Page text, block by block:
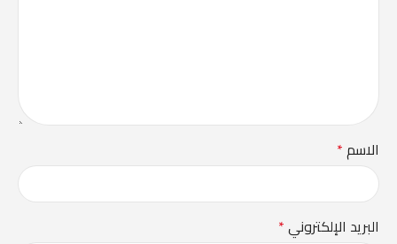
الاسم*
البريد الإلكتروني*